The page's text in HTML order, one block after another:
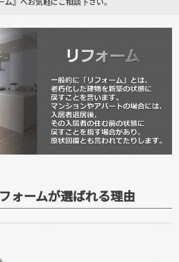
ォームが選ばれる理由